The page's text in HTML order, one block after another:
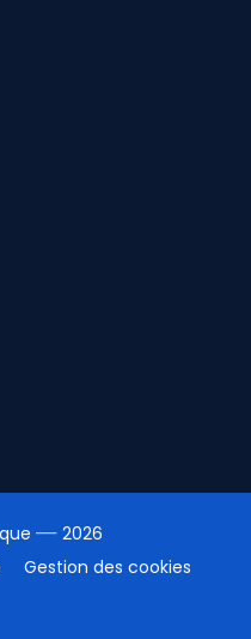
2026
Gestion des cookies